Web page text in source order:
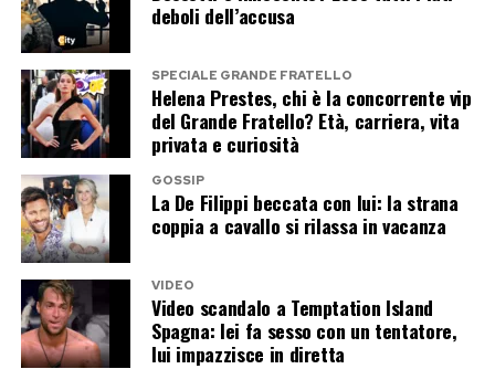
Fino ad allora, il racconto di Simona Giordano
resta uno degli elementi che continuano ad
alimentare il gossip intorno a Danilo D’Angelo e
Francesca Coppola. Una storia ancora priva di
una versione condivisa da tutti i protagonisti e
che potrebbe riservare nuovi colpi di scena nelle
prossime settimane.
Post Views: 176
deboli dell’accusa
SPECIALE GRANDE FRATELLO
Helena Prestes, chi è la concorrente vip
del Grande Fratello? Età, carriera, vita
privata e curiosità
GOSSIP
La De Filippi beccata con lui: la strana
coppia a cavallo si rilassa in vacanza
VIDEO
Video scandalo a Temptation Island
Spagna: lei fa sesso con un tentatore,
lui impazzisce in diretta